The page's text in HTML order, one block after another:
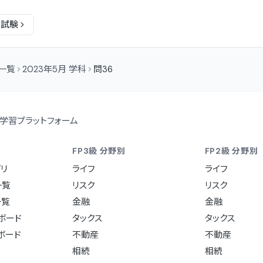
試験
覧 2023年5月 学科 問36
プラットフォーム
ード
ード
FP3級 分野別
ライフ
リスク
金融
タックス
不動産
相続
FP2級 分野別
ライフ
リスク
金融
タックス
不動産
相続